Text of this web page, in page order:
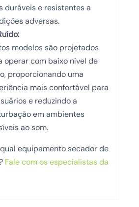
duráveis e resistentes a
adversas.
modelos são projetados
operar com baixo nível de
proporcionando uma
mais confortável para
e reduzindo a
em ambientes
ao som.
equipamento secador de
Fale com os especialistas da